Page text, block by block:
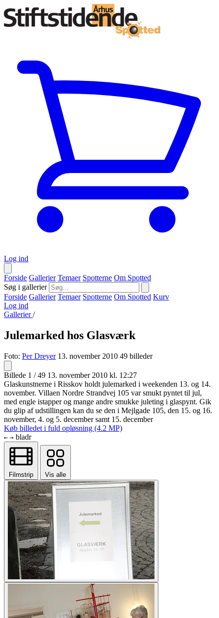
Log ind
Forside Gallerier Temaer Spotterne Om Spotted
Søg i gallerier
Forside Gallerier Temaer Spotterne Om Spotted Kurv
Log ind
Gallerier/
Julemarked hos Glasværk
Foto: Per Dreyer 13. november 2010 49 billeder
Billede 1 / 49 13. november 2010 kl. 12:27
Glaskunstnerne i Risskov holdt julemarked i weekenden 13. og 14.
november. Villaen Nordre Strandvej 105 var smukt pyntet til jul,
med engle istapper og mange andre smukke juleting i glaspynt. Gik
du glip af udstillingen kan du se den i Mejlgade 105, den 15. og 16.
november, 4. og 5. december samt 15. december
Køb billedet i fuld opløsning (4.2 MP)
← → bladr
Filmstrip Vis alle